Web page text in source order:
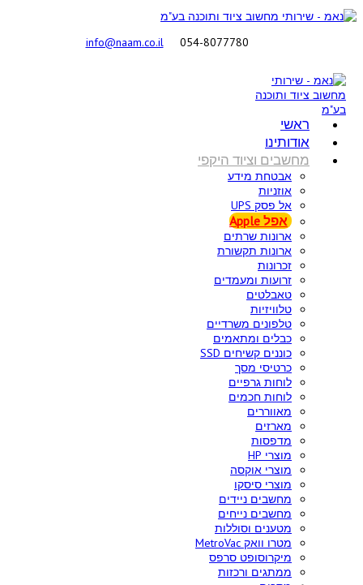
054-8077780
info@naam.co.il
ראשי
אודותינו
מחשבים וציוד היקפי
אבטחת מידע
אוזניות
אל פסק UPS
אפל Apple
ארונות שרתים
ארונות תקשורת
זכרונות
זרועות ומעמדים
טאבלטים
טלוויזיות
טלפונים משרדיים
כבלים ומתאמים
כוננים קשיחים SSD
כרטיסי מסך
לוחות גרפיים
לוחות חכמים
מאווררים
מארזים
מדפסות
מוצרי HP
מוצרי אוקסה
מוצרי סיסקו
מחשבים ניידים
מחשבים נייחים
מטענים וסוללות
מטרו וואק MetroVac
מיקרוסופט סרפס
ממתגים ורכזות